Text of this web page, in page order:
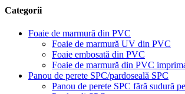
Categorii
Foaie de marmură din PVC
Foaie de marmură UV din PVC
Foaie embosată din PVC
Foaie de marmură din PVC
Panou de perete SPC/pardoseală SPC
Panou de perete SPC fără sudură